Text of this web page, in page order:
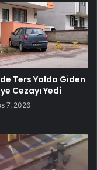
Ters Yolda Giden
Cezayı Yedi
7, 2026